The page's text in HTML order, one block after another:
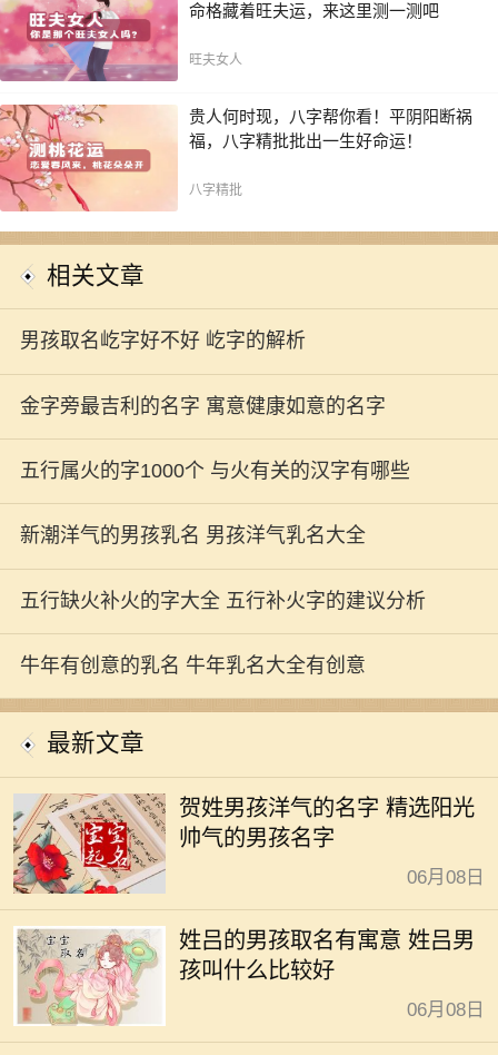
命格藏着旺夫运，来这里测一测吧
旺夫女人
贵人何时现，八字帮你看！平阴阳断祸
福，八字精批批出一生好命运！
八字精批
相关文章
男孩取名屹字好不好 屹字的解析
金字旁最吉利的名字 寓意健康如意的名字
五行属火的字1000个 与火有关的汉字有哪些
新潮洋气的男孩乳名 男孩洋气乳名大全
五行缺火补火的字大全 五行补火字的建议分析
牛年有创意的乳名 牛年乳名大全有创意
最新文章
贺姓男孩洋气的名字 精选阳光
帅气的男孩名字
06月08日
姓吕的男孩取名有寓意 姓吕男
孩叫什么比较好
06月08日